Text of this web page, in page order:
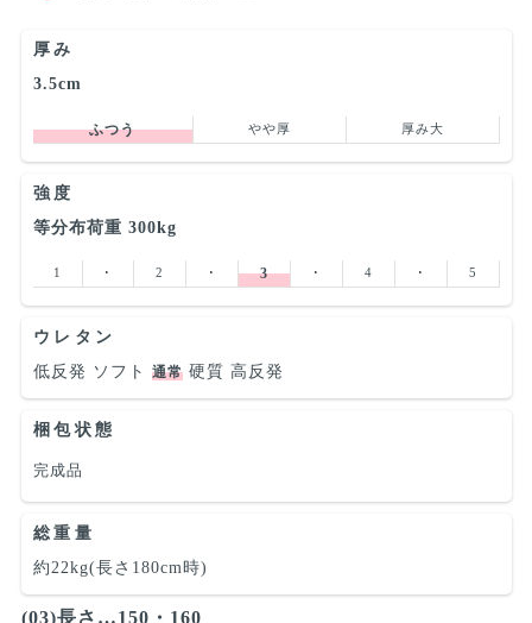
厚み
3.5cm
ふつう やや厚 厚み大
強度
等分布荷重 300kg
1 ･ 2 ･ 3 ･ 4 ･ 5
ウレタン
低反発 ソフト 通常 硬質 高反発
梱包状態
完成品
総重量
約22kg(長さ180cm時)
(03)長さ…150・160